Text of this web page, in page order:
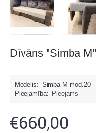
Dīvāns ''Simba M''
Modelis: Simba M mod.20
Pieejamība:
Pieejams
€660,00